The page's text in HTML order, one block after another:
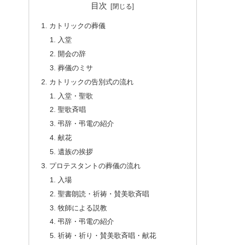
目次
カトリックの葬儀
入堂
開会の辞
葬儀のミサ
カトリックの告別式の流れ
入堂・聖歌
聖歌斉唱
弔辞・弔電の紹介
献花
遺族の挨拶
プロテスタントの葬儀の流れ
入場
聖書朗読・祈祷・賛美歌斉唱
牧師による説教
弔辞・弔電の紹介
祈祷・祈り・賛美歌斉唱・献花